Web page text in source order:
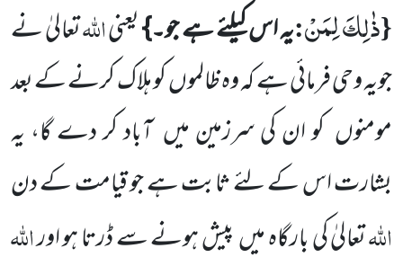
{ذٰلِكَ لِمَنْ:یہ اس کیلئے ہے جو۔}یعنیاللّٰہتعالیٰ نے
جویہ وحی فرمائی ہے کہ وہ ظالموںکو ہلاک کرنے کے بعد
مومنوں کو ان کی سرزمین میں آباد کر دے گا، یہ
بشارت اس کے لئے ثابت ہے جو قیامت کے دن
اللّٰہتعالیٰ کی بارگاہ میںپیش ہونےسے ڈرتا ہو اوراللّٰہ